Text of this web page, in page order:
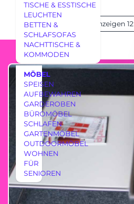
TISCHE & ESSTISCHE
LEUCHTEN
BETTEN &
SCHLAFSOFAS
NACHTTISCHE &
KOMMODEN
MÖBEL
SPEISEN
AUFBEWAHREN
GARDEROBEN
BÜROMÖBEL
SCHLAFEN
GARTENMÖBEL
OUTDOORMÖBEL
WOHNEN
FÜR
SENIOREN
Anzeigen 12